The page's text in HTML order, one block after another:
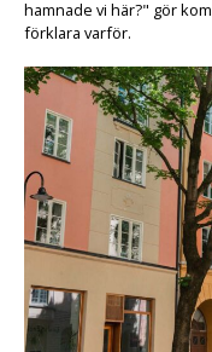
hamnade vi här?" gör
förklara varför.